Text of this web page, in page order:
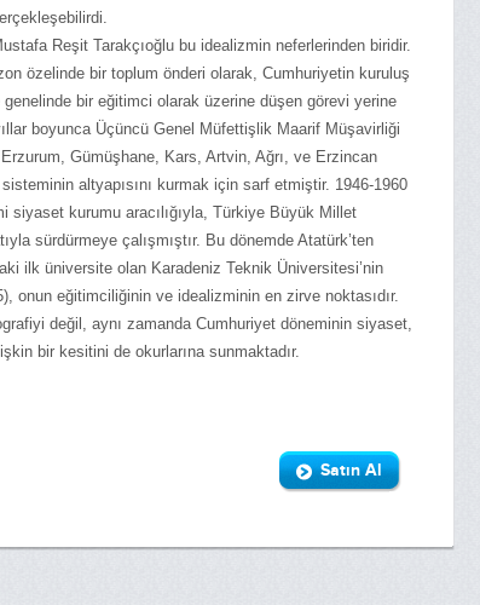
Reşit Tarakçıoğlu bu idealizmin neferlerinden biridir.
özelinde bir toplum önderi olarak, Cumhuriyetin kuruluş
genelinde bir eğitimci olarak üzerine düşen görevi yerine
boyunca Üçüncü Genel Müfettişlik Maarif Müşavirliği
Gümüşhane, Kars, Artvin, Ağrı, ve Erzincan
altyapısını kurmak için sarf etmiştir. 1946-1960
siyaset kurumu aracılığıyla, Türkiye Büyük Millet
sürdürmeye çalışmıştır. Bu dönemde Atatürk’ten
ilk üniversite olan Karadeniz Teknik Üniversitesi’nin
onun eğitimciliğinin ve idealizminin en zirve noktasıdır.
değil, aynı zamanda Cumhuriyet döneminin siyaset,
bir kesitini de okurlarına sunmaktadır.
Satın Al